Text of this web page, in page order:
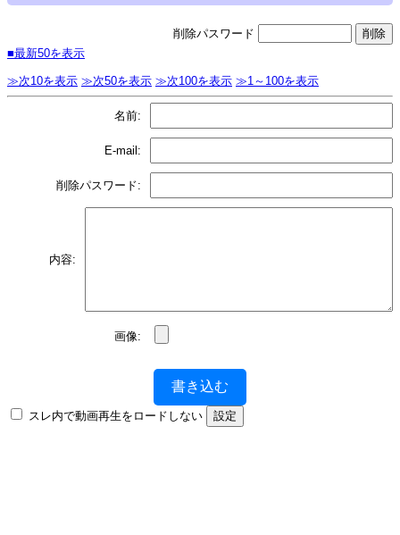
削除パスワード
■最新50を表示
≫次10を表示 ≫次50を表示 ≫次100を表示 ≫1～100を表示
名前:
E-mail:
削除パスワード:
内容:
画像:
書き込む
スレ内で動画再生をロードしない